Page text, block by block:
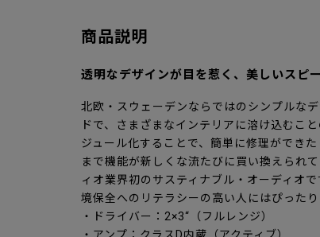
商品説明
透明なデザインが目を惹く、美しいスピー
北欧・スウェーデンならではのシンプルな
ドで、さまざまなインテリアに溶け込むこ
ジュール化することで、簡単に修理ができ
まで機能が新しくな流たびに買い換えられ
ィオ業界初のサスティナブル・オーディオ
境保全へのリテラシーの高い人にはぴったり
・ドライバー：2×3“（フルレンジ）
・アンプ：クラスD内蔵（アクティブ）